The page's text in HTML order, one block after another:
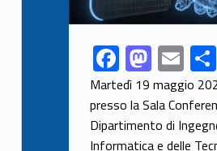
Link identifier share facebook archive #share-link-archive-81181F
ac
e
b
M
as
to
d
E
m
ai
l
S
Martedì 19 maggio
presso la Sala
Dipartimento di
Informatica e delle